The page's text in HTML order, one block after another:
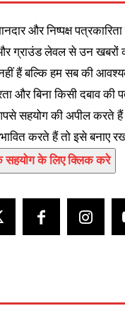
और निष्पक्ष
ग्राउंड लेवल से उन खबरों
हैं बल्कि हम सब की
और बिना किसी दबाव की
सहयोग की अपील करते
करते हैं तो इसे बनाए
सहयोग के लिए क्लिक करे